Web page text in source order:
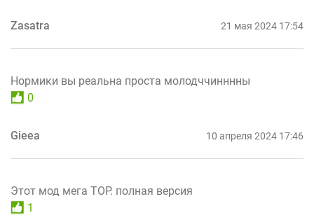
Zasatra 21 мая 2024 17:54
Нормики вы реальна проста молодччинннны
0
Gieea 10 апреля 2024 17:46
Этот мод мега ТОР. полная версия
1